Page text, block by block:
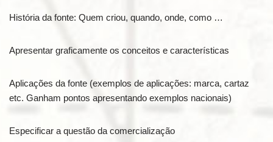
História da fonte: Quem criou, quando, onde, como …
Apresentar graficamente os conceitos e características
Aplicações da fonte (exemplos de aplicações: marca, cartaz
etc. Ganham pontos apresentando exemplos nacionais)
Especificar a questão da comercialização